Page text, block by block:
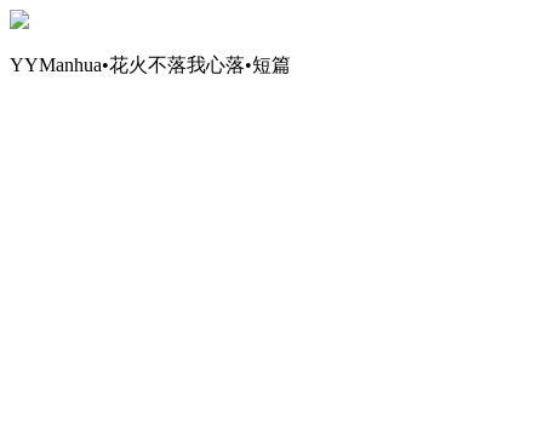
YYManhua•花火不落我心落•短篇